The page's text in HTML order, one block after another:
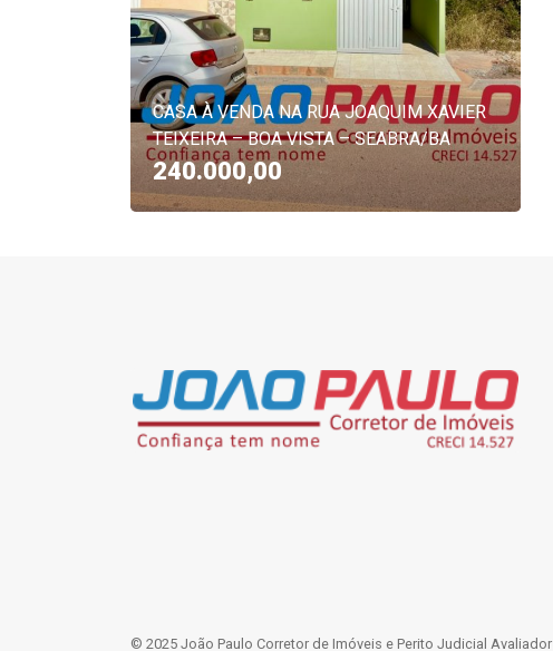
CASA À VENDA NA RUA JOAQUIM XAVIER
TEIXEIRA – BOA VISTA – SEABRA/BA
240.000,00
© 2025 João Paulo Corretor de Imóveis e Perito Judicial Avaliador